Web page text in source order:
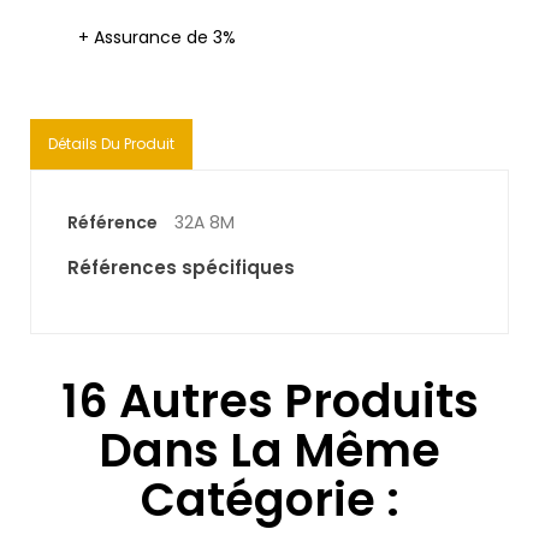
+ Assurance de 3%
Détails Du Produit
Référence 32A 8M
Références spécifiques
16 Autres Produits
Dans La Même
Catégorie :